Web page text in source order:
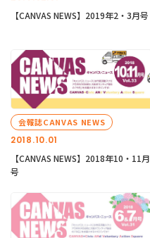
【CANVAS NEWS】2019年2・3月号
2018.10.01
会報誌CANVAS NEWS
【CANVAS NEWS】2018年10・11月
号